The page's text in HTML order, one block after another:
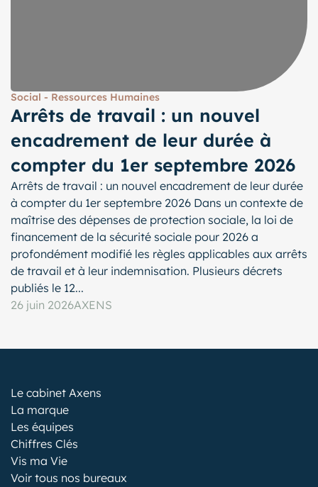
Social - Ressources Humaines
Arrêts de travail : un nouvel
encadrement de leur durée à
compter du 1er septembre 2026
Arrêts de travail : un nouvel encadrement de leur durée
à compter du 1er septembre 2026 Dans un contexte de
maîtrise des dépenses de protection sociale, la loi de
financement de la sécurité sociale pour 2026 a
profondément modifié les règles applicables aux arrêts
de travail et à leur indemnisation. Plusieurs décrets
publiés le 12...
26 juin 2026AXENS
Le cabinet Axens
La marque
Les équipes
Chiffres Clés
Vis ma Vie
Voir tous nos bureaux